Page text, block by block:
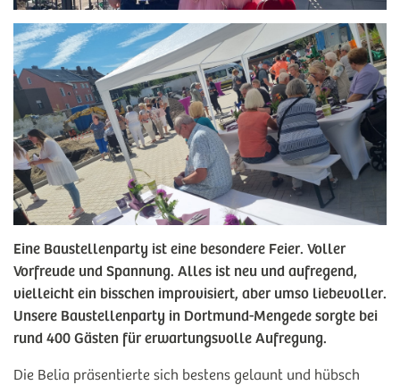
Eine Baustellenparty ist eine besondere Feier. Voller
Vorfreude und Spannung. Alles ist neu und aufregend,
vielleicht ein bisschen improvisiert, aber umso liebevoller.
Unsere Baustellenparty in Dortmund-Mengede sorgte bei
rund 400 Gästen für erwartungsvolle Aufregung.
Die Belia präsentierte sich bestens gelaunt und hübsch